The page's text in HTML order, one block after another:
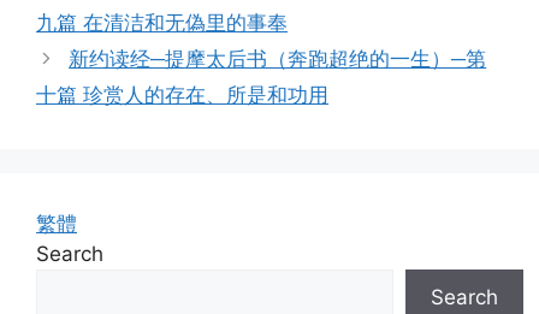
九篇 在清洁和无偽里的事奉
新约读经─提摩太后书（奔跑超绝的一生）─第
十篇 珍赏人的存在、所是和功用
繁體
Search
Search